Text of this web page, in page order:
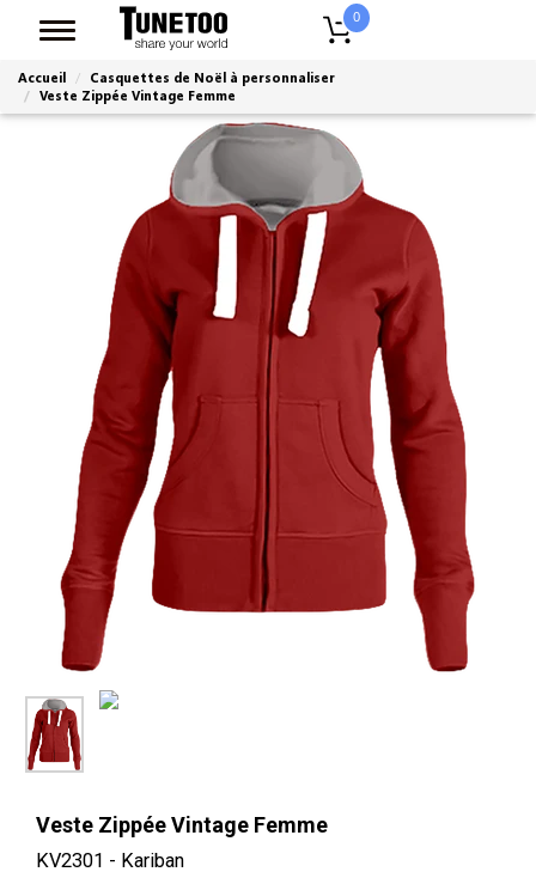
0
Accueil
Casquettes de Noël à personnaliser
Veste Zippée Vintage Femme
Veste Zippée Vintage Femme
KV2301 - Kariban